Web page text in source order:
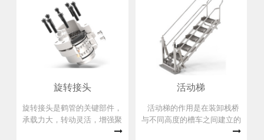
旋转接头
旋转接头是鹤管的关键部件，
承载力大，转动灵活，增强聚
四氟乙烯作为密封圈材料，并
活动梯
活动梯的作用是在装卸栈桥
与不同高度的槽车之间建立的
安全通道，方便操作人员快速